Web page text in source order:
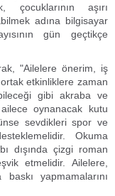
çocuklarının aşırı
adına bilgisayar
gün geçtikçe
"Ailelere önerim, iş
etkinliklere zaman
gibi akraba ve
oynanacak kutu
sevdikleri spor ve
Okuma
dışında çizgi roman
etmelidir. Ailelere,
yapmamalarını